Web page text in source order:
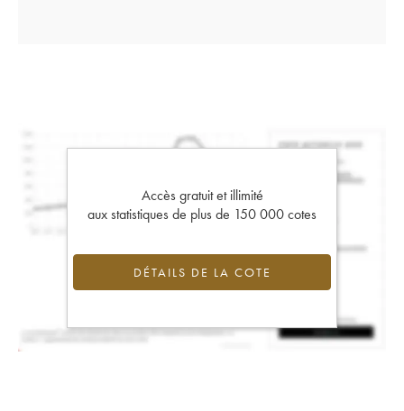
Accès gratuit et illimité
aux statistiques de plus de 150 000 cotes
DÉTAILS DE LA COTE